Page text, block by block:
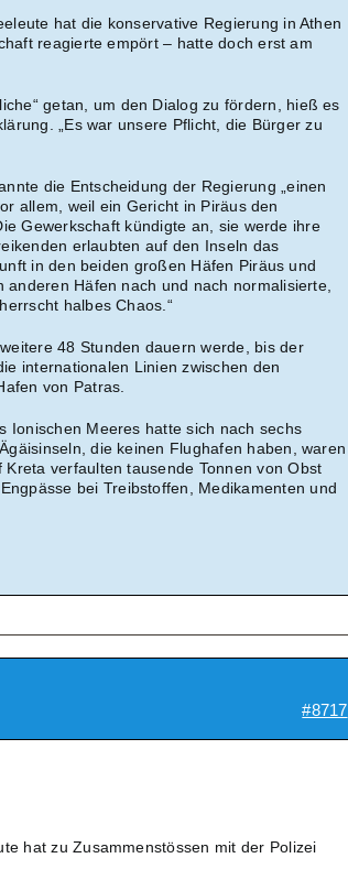
hat die konservative Regierung in Athen
reagierte empört – hatte doch erst am
getan, um den Dialog zu fördern, hieß es
„Es war unsere Pflicht, die Bürger zu
die Entscheidung der Regierung „einen
allem, weil ein Gericht in Piräus den
Gewerkschaft kündigte an, sie werde ihre
erlaubten auf den Inseln das
in den beiden großen Häfen Piräus und
Häfen nach und nach normalisierte,
halbes Chaos.“
48 Stunden dauern werde, bis der
internationalen Linien zwischen den
von Patras.
Ionischen Meeres hatte sich nach sechs
die keinen Flughafen haben, waren
verfaulten tausende Tonnen von Obst
bei Treibstoffen, Medikamenten und
#8717
hat zu Zusammenstössen mit der Polizei